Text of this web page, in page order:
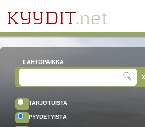
LÄHTÖPAIKKA
TARJOTUISTA
PYYDETYISTÄ